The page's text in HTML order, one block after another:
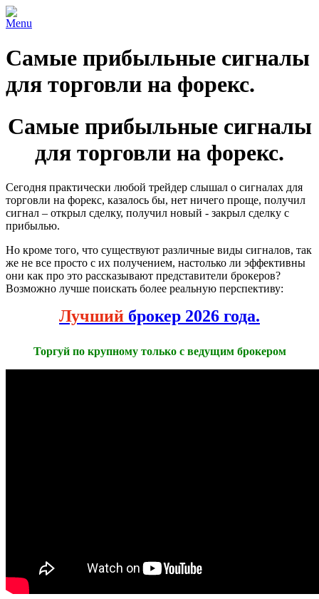
Menu
Самые прибыльные сигналы
для торговли на форекс.
Самые прибыльные сигналы
для торговли на форекс.
Сегодня практически любой трейдер слышал о сигналах для
торговли на форекс, казалось бы, нет ничего проще, получил
сигнал – открыл сделку, получил новый - закрыл сделку с
прибылью.
Но кроме того, что существуют различные виды сигналов, так
же не все просто с их получением, настолько ли эффективны
они как про это рассказывают представители брокеров?
Возможно лучше поискать более реальную перспективу:
Лучший брокер 2026 года.
Торгуй по крупному только с ведущим брокером